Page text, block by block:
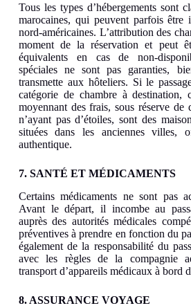
Tous les types d’hébergements sont
marocaines, qui peuvent parfois être
nord-américaines. L’attribution des
moment de la réservation et peut
équivalents en cas de non-
spéciales ne sont pas garanties,
transmette aux hôteliers. Si le
catégorie de chambre à destination,
moyennant des frais, sous réserve de
n’ayant pas d’étoiles, sont des
situées dans les anciennes villes,
authentique.
7. SANTÉ ET MÉDICAMENTS
Certains médicaments ne sont pas
Avant le départ, il incombe au
auprès des autorités médicales
préventives à prendre en fonction du
également de la responsabilité du
avec les règles de la compagnie
transport d’appareils médicaux à bord
8. ASSURANCE VOYAGE